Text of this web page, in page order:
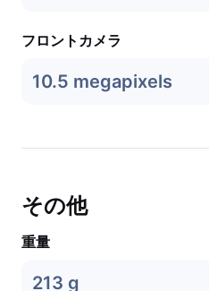
フロントカメラ
10.5 megapixels
その他
重量
213 g